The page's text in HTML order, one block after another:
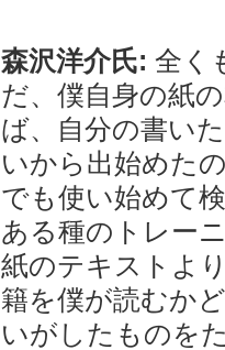
森沢洋介氏: 全く
だ、僕自身の紙
ば、自分の書い
いから出始めた
でも使い始めて
ある種のトレー
紙のテキストよ
籍を僕が読むか
いがしたものを